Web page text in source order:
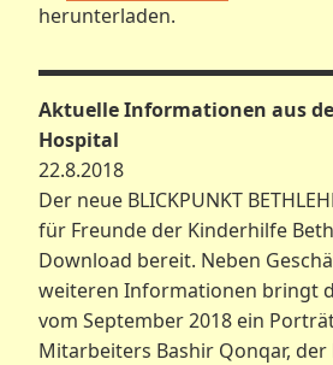
herunterladen.
Aktuelle Informationen aus
Hospital
22.8.2018
Der neue BLICKPUNKT
für Freunde der Kinderhilfe
Download bereit. Neben
weiteren Informationen bringt
vom September 2018 ein
Mitarbeiters Bashir Qonqar, der